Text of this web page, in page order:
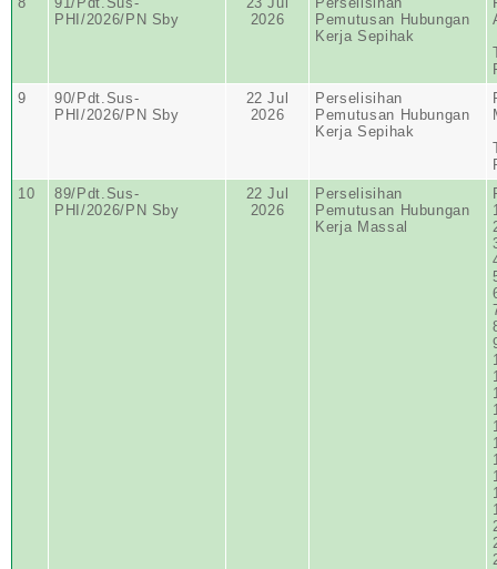
PHI/2026/PN Sby
2026
Pemutusan Hubungan
Kerja Sepihak
9
90/Pdt.Sus-
PHI/2026/PN Sby
22 Jul
2026
Perselisihan
Pemutusan Hubungan
Kerja Sepihak
10
89/Pdt.Sus-
PHI/2026/PN Sby
22 Jul
2026
Perselisihan
Pemutusan Hubungan
Kerja Massal